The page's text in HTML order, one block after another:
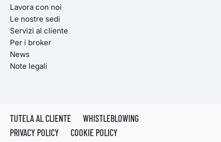
Lavora con noi
Le nostre sedi
Servizi al cliente
Per i broker
News
Note legali
TUTELA AL CLIENTE
WHISTLEBLOWING
PRIVACY POLICY
COOKIE POLICY